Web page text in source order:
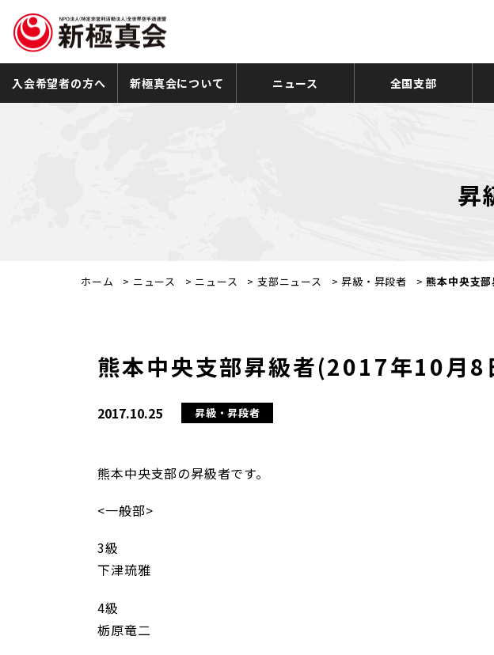
入会希望者の方へ 新極真会について ニュース 全国支部
昇
ホーム > ニュース > ニュース > 支部ニュース >昇級・昇段者 >熊本中央支
熊本中央支部昇級者(2017年10月8
2017.10.25 昇級・昇段者
熊本中央支部の昇級者です。
<一般部>
3級
下津琉雅
4級
栃原竜二